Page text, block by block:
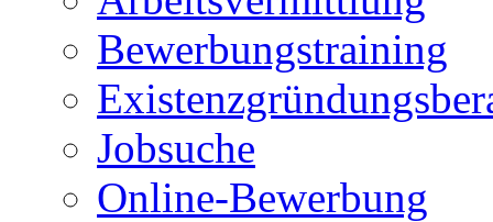
Bewerbungstraining
Jobsuche
Online-Bewerbung